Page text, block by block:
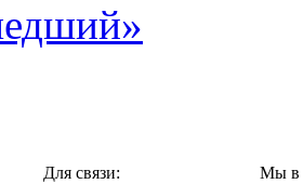
Для связи:
Мы в